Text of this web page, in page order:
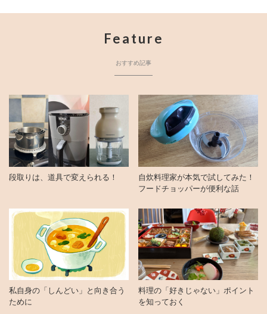
Feature
おすすめ記事
段取りは、道具で変えられる！
自炊料理家が本気で試してみた！
フードチョッパーが便利な話
私自身の「しんどい」と向き合う
ために
料理の「好きじゃない」ポイント
を知っておく